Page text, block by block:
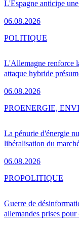
L'Espagne anticipe
06.08.2026
L'Allemagne renforce
attaque hybride
06.08.2026
POLITIQUE
La pénurie d'énergie
libéralisation du
06.08.2026
PROENERGIE,
Guerre de
allemandes prises pour
PROPOLITIQUE